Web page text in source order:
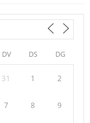
DV DS DG
31 1 2
7 8 9